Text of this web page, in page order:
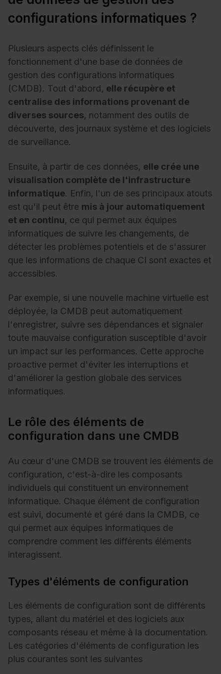
configurations informatiques ?
Plusieurs aspects clés définissent le
fonctionnement d'une base de données de
gestion des configurations informatiques
(CMDB). Tout d'abord, elle récupère et
centralise des informations provenant de
diverses sources, notamment des outils de
découverte, des journaux système et des logiciels
de surveillance.
Ensuite, à partir de ces données, elle crée une
visualisation complète de l'infrastructure
informatique. Enfin, l'un de ses principaux atouts
est qu'il peut être mis à jour automatiquement
et en continu, ce qui permet aux équipes
informatiques de suivre les changements, de
détecter les problèmes potentiels et de s'assurer
que les informations de chaque CI sont exactes et
accessibles.
Par exemple, si une nouvelle machine virtuelle est
déployée, la CMDB peut automatiquement
l'enregistrer, suivre ses dépendances et signaler
toute mauvaise configuration susceptible d'avoir
un impact sur les performances. Cette approche
proactive permet d'éviter les interruptions et
d'améliorer la gestion globale des services
informatiques.
Le rôle des éléments de
configuration dans une CMDB
Au cœur d'une CMDB se trouvent les éléments de
configuration, c'est-à-dire les composants
individuels qui constituent un environnement
informatique. Chaque élément de configuration
est suivi, documenté et géré dans la CMDB, ce
qui permet aux équipes informatiques de
comprendre comment les différents éléments
interagissent.
Types d'éléments de configuration
Les éléments de configuration sont de différents
types, allant du matériel et des logiciels aux
composants réseau et même à la documentation.
Les catégories d'éléments de configuration les
plus courantes sont les suivantes